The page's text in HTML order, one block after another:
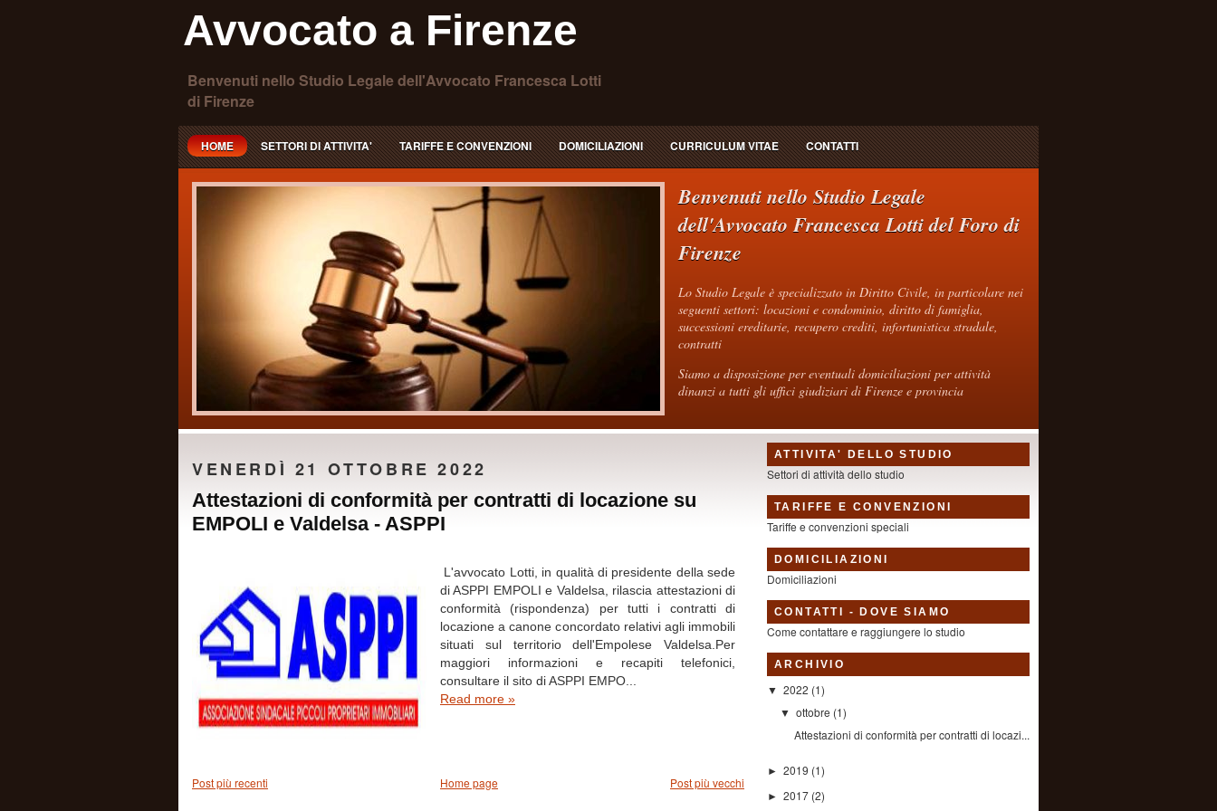
Avvocato a Firenze
Benvenuti nello Studio Legale dell'Avvocato Francesca Lotti
di Firenze
HOME SETTORI DI ATTIVITA' TARIFFE E CONVENZIONI DOMICILIAZIONI CURRICULUM VITAE CONTATTI
Benvenuti nello Studio Legale
dell'Avvocato Francesca Lotti del Foro di
Firenze
Lo Studio Legale è specializzato in Diritto Civile, in particolare nei
seguenti settori: locazioni e condominio, diritto di famiglia,
successioni ereditarie, recupero crediti, infortunistica stradale,
contratti
Siamo a disposizione per eventuali domiciliazioni per attività
dinanzi a tutti gli uffici giudiziari di Firenze e provincia
VENERDÌ 21 OTTOBRE 2022
Attestazioni di conformità per contratti di locazione su
EMPOLI e Valdelsa - ASPPI
L'avvocato Lotti, in qualità di presidente della sede
di ASPPI EMPOLI e Valdelsa, rilascia attestazioni di
conformità (rispondenza) per tutti i contratti di
locazione a canone concordato relativi agli immobili
situati sul territorio dell'Empolese Valdelsa.Per
maggiori informazioni e recapiti telefonici,
consultare il sito di ASPPI EMPO...
Read more »
Post più recenti Post più vecchi
Home page
ATTIVITA' DELLO STUDIO
Settori di attività dello studio
TARIFFE E CONVENZIONI
Tariffe e convenzioni speciali
DOMICILIAZIONI
Domiciliazioni
CONTATTI - DOVE SIAMO
Come contattare e raggiungere lo studio
ARCHIVIO
▼ 2022 (1)
▼ottobre (1)
Attestazioni di conformità per contratti di locazi...
► 2019 (1)
► 2017 (2)